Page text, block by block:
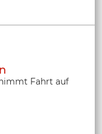
Fahrt auf